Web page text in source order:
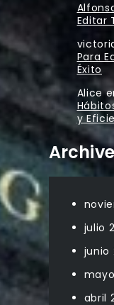
Editar
Para
Éxito
Alice
y
julio
junio
abril